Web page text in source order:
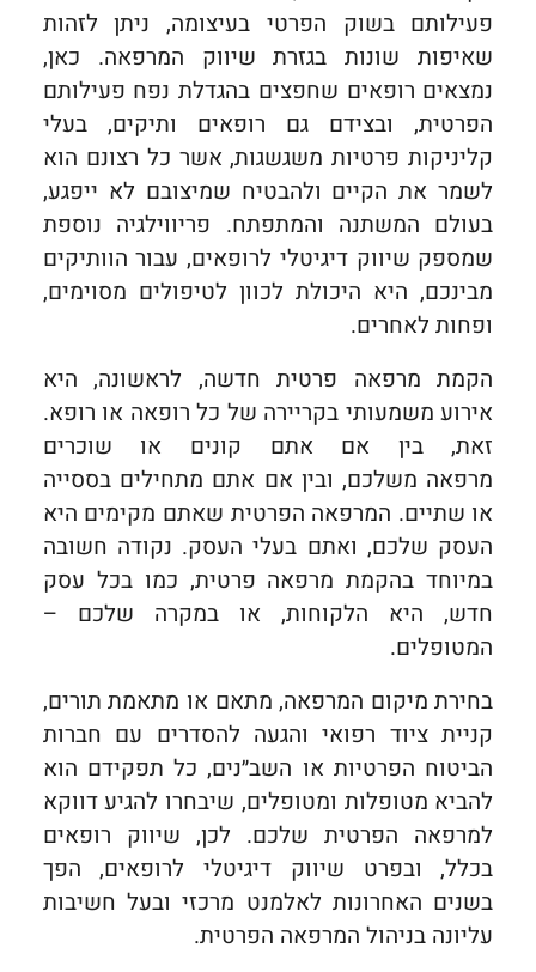
פעילותם בשוק הפרטי בעיצומה, ניתן לזהות
שאיפות שונות בגזרת שיווק המרפאה. כאן,
נמצאים רופאים שחפצים בהגדלת נפח פעילותם
הפרטית, ובצידם גם רופאים ותיקים, בעלי
קליניקות פרטיות משגשגות, אשר כל רצונם הוא
לשמר את הקיים ולהבטיח שמיצובם לא ייפגע,
בעולם המשתנה והמתפתח. פריווילגיה נוספת
שמספק שיווק דיגיטלי לרופאים, עבור הוותיקים
מבינכם, היא היכולת לכוון לטיפולים מסוימים,
ופחות לאחרים.
הקמת מרפאה פרטית חדשה, לראשונה, היא
אירוע משמעותי בקריירה של כל רופאה או רופא.
זאת, בין אם אתם קונים או שוכרים
מרפאה משלכם, ובין אם אתם מתחילים בססייה
או שתיים. המרפאה הפרטית שאתם מקימים היא
העסק שלכם, ואתם בעלי העסק. נקודה חשובה
במיוחד בהקמת מרפאה פרטית, כמו בכל עסק
חדש, היא הלקוחות, או במקרה שלכם –
המטופלים.
בחירת מיקום המרפאה, מתאם או מתאמת תורים,
קניית ציוד רפואי והגעה להסדרים עם חברות
הביטוח הפרטיות או השב״נים, כל תפקידם הוא
להביא מטופלות ומטופלים, שיבחרו להגיע דווקא
למרפאה הפרטית שלכם. לכן, שיווק רופאים
בכלל, ובפרט שיווק דיגיטלי לרופאים, הפך
בשנים האחרונות לאלמנט מרכזי ובעל חשיבות
עליונה בניהול המרפאה הפרטית.